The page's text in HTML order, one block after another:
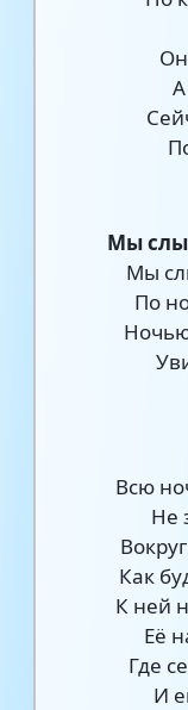
Мы
Мы
По
Всю
Не
Как
К ней
Её
Где
И